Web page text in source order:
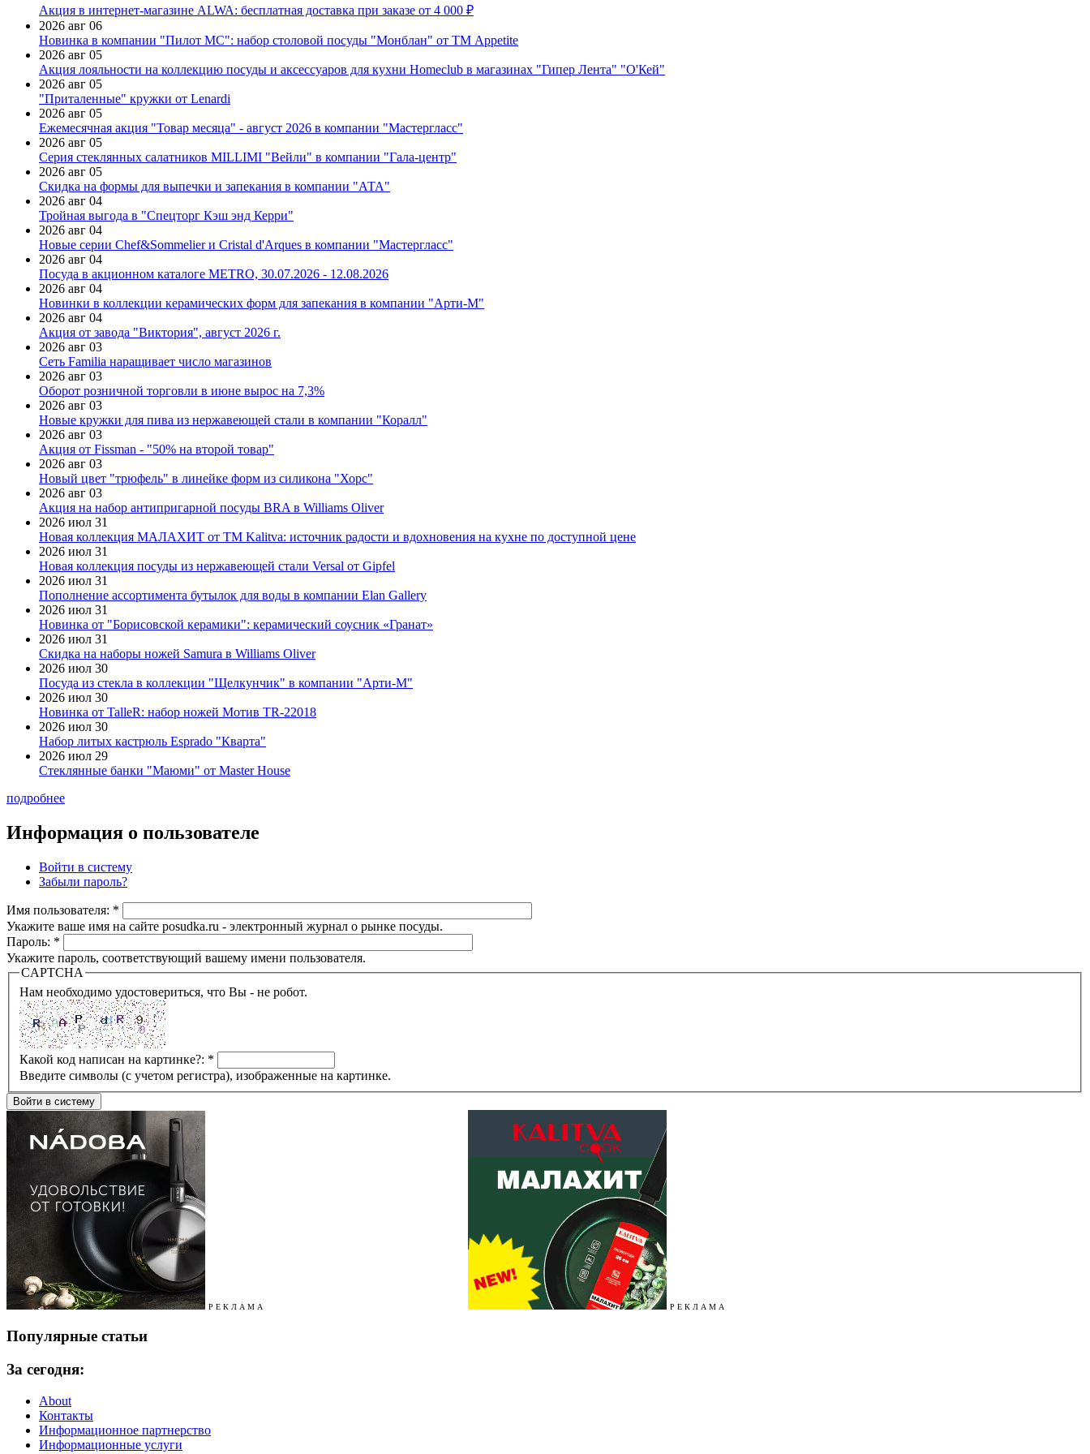
Акция в интернет-магазине ALWA: бесплатная доставка при заказе от 4 000 ₽
2026 авг 06
Новинка в компании "Пилот МС": набор столовой посуды "Монблан" от ТМ Appetite
2026 авг 05
Акция лояльности на коллекцию посуды и аксессуаров для кухни Homeclub в магазинах "Гипер Лента" "О'Кей"
2026 авг 05
"Приталенные" кружки от Lenardi
2026 авг 05
Ежемесячная акция "Товар месяца" - август 2026 в компании "Мастергласс"
2026 авг 05
Серия стеклянных салатников MILLIMI "Вейли" в компании "Гала-центр"
2026 авг 05
Скидка на формы для выпечки и запекания в компании "АТА"
2026 авг 04
Тройная выгода в "Спецторг Кэш энд Керри"
2026 авг 04
Новые серии Chef&Sommelier и Cristal d'Arques в компании "Мастергласс"
2026 авг 04
Посуда в акционном каталоге METRO, 30.07.2026 - 12.08.2026
2026 авг 04
Новинки в коллекции керамических форм для запекания в компании "Арти-М"
2026 авг 04
Акция от завода "Виктория", август 2026 г.
2026 авг 03
Сеть Familia наращивает число магазинов
2026 авг 03
Оборот розничной торговли в июне вырос на 7,3%
2026 авг 03
Новые кружки для пива из нержавеющей стали в компании "Коралл"
2026 авг 03
Акция от Fissman - "50% на второй товар"
2026 авг 03
Новый цвет "трюфель" в линейке форм из силикона "Хорс"
2026 авг 03
Акция на набор антипригарной посуды BRA в Williams Oliver
2026 июл 31
Новая коллекция МАЛАХИТ от ТМ Kalitva: источник радости и вдохновения на кухне по доступной цене
2026 июл 31
Новая коллекция посуды из нержавеющей стали Versal от Gipfel
2026 июл 31
Пополнение ассортимента бутылок для воды в компании Elan Gallery
2026 июл 31
Новинка от "Борисовской керамики": керамический соусник «Гранат»
2026 июл 31
Скидка на наборы ножей Samura в Williams Oliver
2026 июл 30
Посуда из стекла в коллекции "Щелкунчик" в компании "Арти-М"
2026 июл 30
Новинка от TalleR: набор ножей Мотив TR-22018
2026 июл 30
Набор литых кастрюль Esprado "Кварта"
2026 июл 29
Стеклянные банки "Маюми" от Master House
подробнее
Информация о пользователе
Войти в систему
Забыли пароль?
Имя пользователя: *
Укажите ваше имя на сайте posudka.ru - электронный журнал о рынке посуды.
Пароль: *
Укажите пароль, соответствующий вашему имени пользователя.
CAPTCHA
Нам необходимо удостовериться, что Вы - не робот.
Какой код написан на картинке?: *
Введите символы (с учетом регистра), изображенные на картинке.
Р Е К Л А М А Р Е К Л А М А
Популярные статьи
За сегодня:
About
Контакты
Информационное партнерство
Информационные услуги